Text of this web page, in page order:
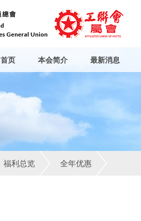
首页 本会简介 最新消息
福利总览 全年优惠